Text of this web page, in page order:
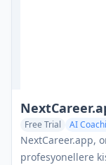
Free Trial AI
NextCareer.app,
profesyonellere